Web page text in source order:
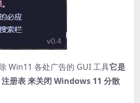
Win11 各处广告的 GUI 工具它是
册表 来关闭 Windows 11 分散